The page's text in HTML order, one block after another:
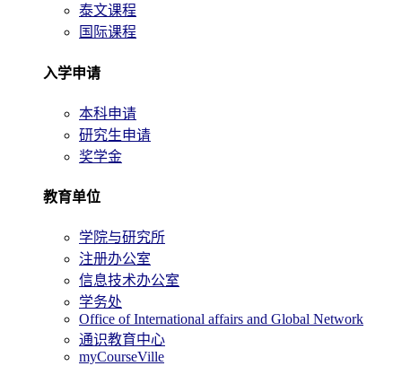
泰文课程
国际课程
入学申请
本科申请
研究生申请
奖学金
教育单位
学院与研究所
注册办公室
信息技术办公室
学务处
Office of International affairs and Global Network
通识教育中心
myCourseVille